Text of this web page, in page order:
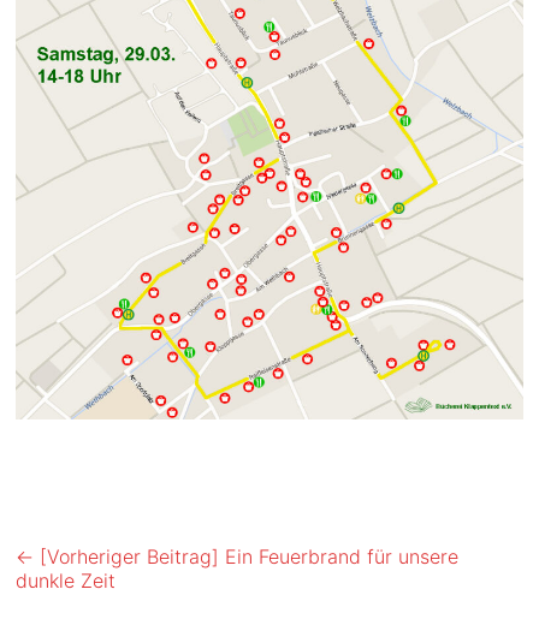
← [Vorheriger Beitrag] Ein Feuerbrand für unsere
dunkle Zeit